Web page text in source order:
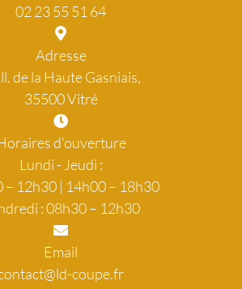
02 23 55 51 64
Adresse
de la Haute Gasniais,
35500 Vitré
d'ouverture
Lundi - Jeudi :
– 12h30 | 14h00 – 18h30
: 08h30 – 12h30
Email
coupe.fr